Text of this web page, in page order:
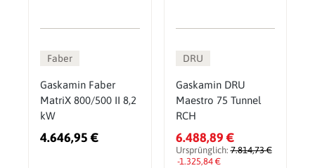
Faber
Gaskamin Faber
MatriX 800/500 II 8,2
kW
4.646,95 €
DRU
Gaskamin DRU
Maestro 75 Tunnel
RCH
6.488,89 €
Ursprünglich:7.814,73 €
-1.325,84 €